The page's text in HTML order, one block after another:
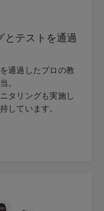
とテストを通過
通過したプロの教
。
タリングも実施し
しています。